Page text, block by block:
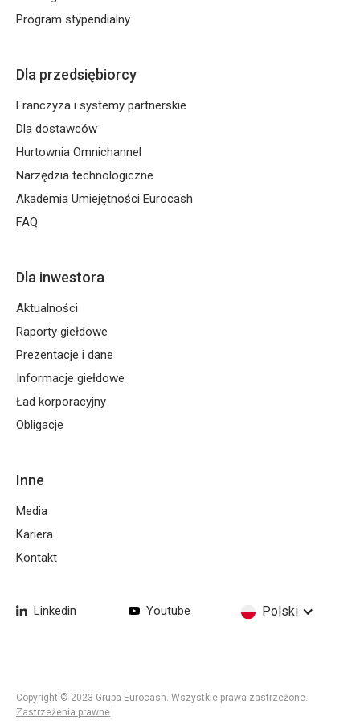
Linkedin Youtube Polski
Program stypendialny
Dla przedsiębiorcy
Franczyza i systemy partnerskie
Dla dostawców
Hurtownia Omnichannel
Narzędzia technologiczne
Akademia Umiejętności Eurocash
FAQ
Dla inwestora
Aktualności
Raporty giełdowe
Prezentacje i dane
Informacje giełdowe
Ład korporacyjny
Obligacje
Inne
Media
Kariera
Kontakt
Copyright © 2023 Grupa Eurocash. Wszystkie prawa zastrzeżone.
Zastrzeżenia prawne